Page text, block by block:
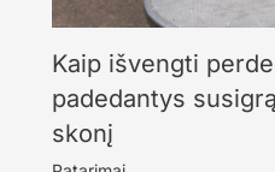
Kaip išvengti
padedantys
skonį